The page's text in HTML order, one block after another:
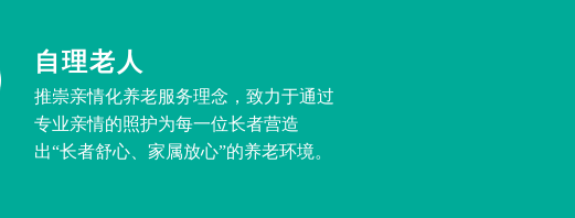
自理老人
推崇亲情化养老服务理念，致力于通过
专业亲情的照护为每一位长者营造
出“长者舒心、家属放心”的养老环境。